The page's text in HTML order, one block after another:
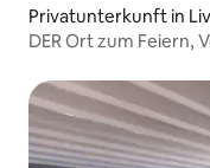
Privatunterkunft in
DER Ort zum Feiern,